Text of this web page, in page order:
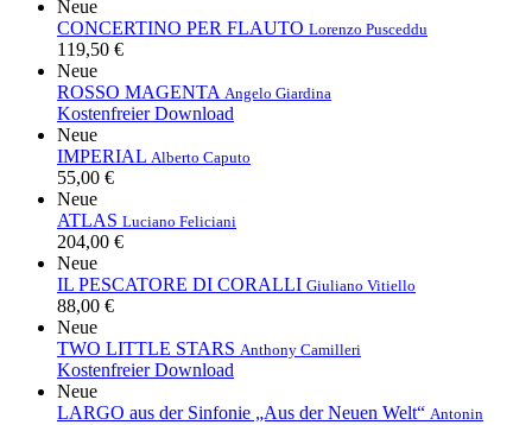
Neue
CONCERTINO PER FLAUTO Lorenzo Pusceddu
119,50 €
Neue
ROSSO MAGENTA Angelo Giardina
Kostenfreier Download
Neue
IMPERIAL Alberto Caputo
55,00 €
Neue
ATLAS Luciano Feliciani
204,00 €
Neue
IL PESCATORE DI CORALLI Giuliano Vitiello
88,00 €
Neue
TWO LITTLE STARS Anthony Camilleri
Kostenfreier Download
Neue
LARGO aus der Sinfonie „Aus der Neuen Welt“ Antonin